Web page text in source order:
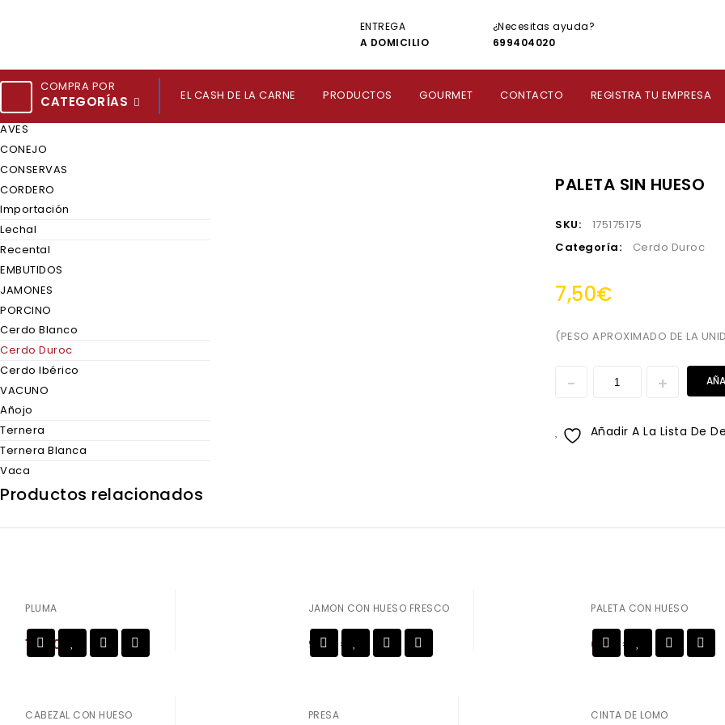
ENTREGA
A DOMICILIO
¿Necesitas ayuda?
699404020
COMPRA POR
CATEGORÍAS
AVES
CONEJO
CONSERVAS
CORDERO
Importación
Lechal
Recental
EMBUTIDOS
JAMONES
PORCINO
Cerdo Blanco
Cerdo Duroc
Cerdo Ibérico
VACUNO
Añojo
Ternera
Ternera Blanca
Vaca
EL CASH DE LA CARNE PRODUCTOS GOURMET CONTACTO REGISTRA TU EMPRESA
PALETA SIN HUESO
SKU:
175175175
Categoría:
Cerdo Duroc
7,50€
(PESO APROXIMADO DE LA
Añadir A La Lista De
Productos relacionados
PLUMA
16,30 €
JAMON CON HUESO FRESCO
9,20 €
PALETA CON HUESO
6,80 €
CABEZAL CON HUESO PRESA CINTA DE LOMO